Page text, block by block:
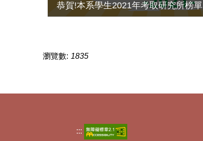
恭賀!本系學生2021年考取研究所榜單
瀏覽數: 1835
:::